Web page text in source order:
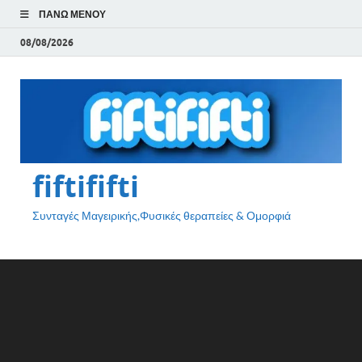
ΠΆΝΩ ΜΕΝΟΎ
08/08/2026
fiftififti
Συνταγές Μαγειρικής,Φυσικές θεραπείες & Ομορφιά